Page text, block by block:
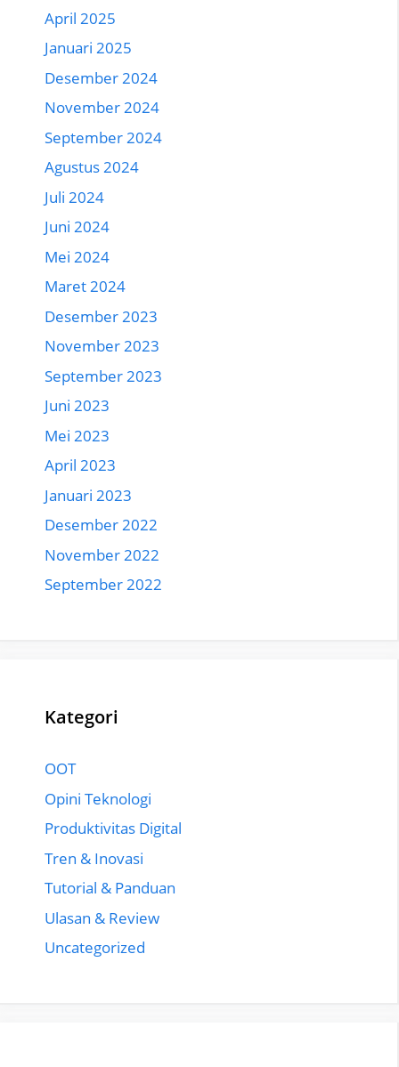
April 2025
Januari 2025
Desember 2024
November 2024
September 2024
Agustus 2024
Juli 2024
Juni 2024
Mei 2024
Maret 2024
Desember 2023
November 2023
September 2023
Juni 2023
Mei 2023
April 2023
Januari 2023
Desember 2022
November 2022
September 2022
Kategori
OOT
Opini Teknologi
Produktivitas Digital
Tren & Inovasi
Tutorial & Panduan
Ulasan & Review
Uncategorized